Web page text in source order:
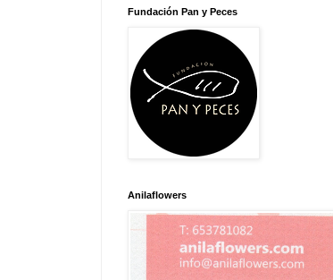
Fundación Pan y Peces
Anilaflowers